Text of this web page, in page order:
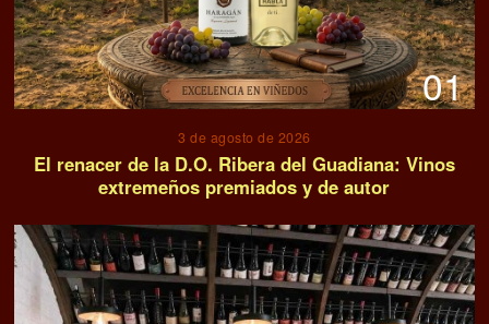
01
3 de agosto de 2026
El renacer de la D.O. Ribera del Guadiana: Vinos
extremeños premiados y de autor